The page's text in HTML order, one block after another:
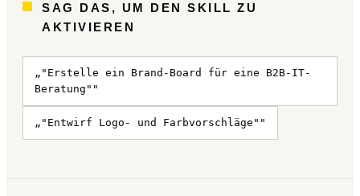
SAG DAS, UM DEN SKILL ZU
AKTIVIEREN
„"Erstelle ein Brand-Board für eine B2B-IT-
Beratung""
„"Entwirf Logo- und Farbvorschläge""